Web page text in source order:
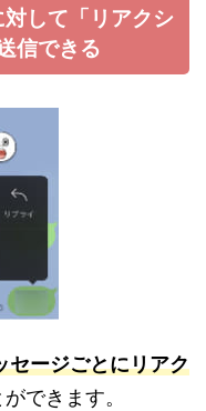
して「リアクシ
信できる
セージごとにリアク
できます。